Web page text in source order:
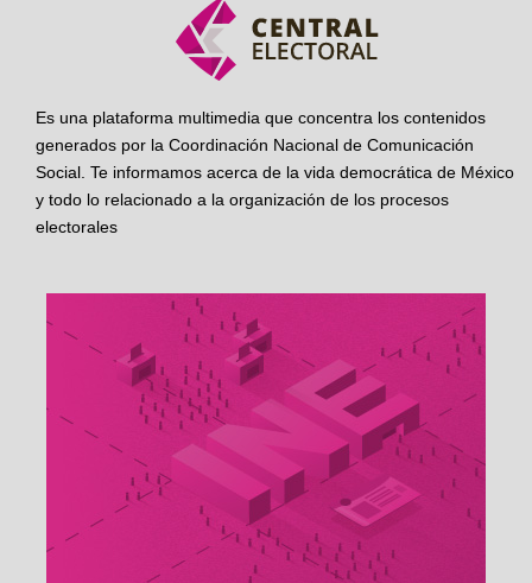
Es una plataforma multimedia que concentra los contenidos
generados por la Coordinación Nacional de Comunicación
Social. Te informamos acerca de la vida democrática de México
y todo lo relacionado a la organización de los procesos
electorales